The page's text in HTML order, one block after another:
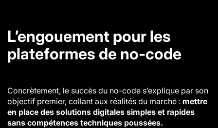
L’engouement pour les
plateformes de no-code
Concrètement, le succès du no-code s’explique par son
objectif premier, collant aux réalités du marché : mettre
en place des solutions digitales simples et rapides
sans compétences techniques poussées.